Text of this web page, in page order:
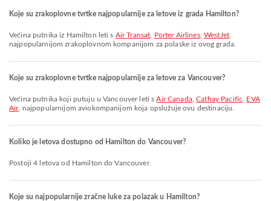
Koje su zrakoplovne tvrtke najpopularnije za letove iz grada Hamilton?
Većina putnika iz Hamilton leti s Air Transat Porter Airlines, WestJet,
najpopularnijom zrakoplovnom kompanijom za polaske iz ovog grada.
Koje su zrakoplovne tvrtke najpopularnije za letove za Vancouver?
Većina putnika koji putuju u Vancouver leti sAir Canada,Cathay Pacific
EVA
Air, najpopularnijom aviokompanijom koja opslužuje ovu destinaciju.
Koliko je letova dostupno od Hamilton do Vancouver?
Postoji 4 letova od Hamilton do Vancouver.
Koje su najpopularnije zračne luke za polazak u Hamilton?